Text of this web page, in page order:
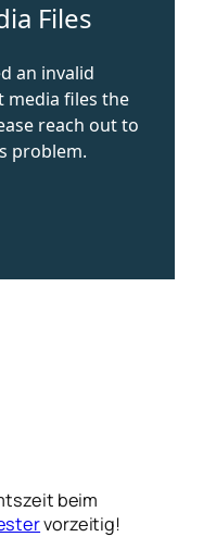
beim
vorzeitig!